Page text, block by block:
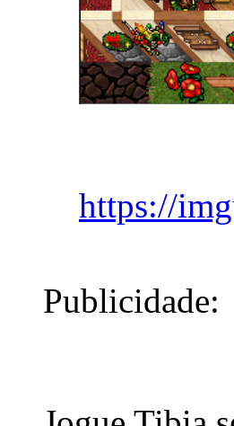
https://
Publicidade: